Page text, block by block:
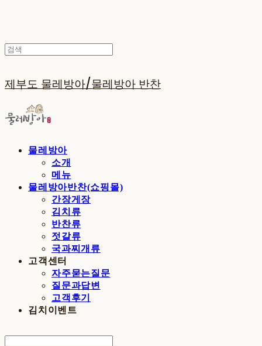
제부도 물레방아/물레방아 반찬
물레방아
소개
메뉴
물레방아반찬(쇼핑몰)
간장게장
김치류
반찬류
젓갈류
국과찌개류
고객센터
자주묻는질문
질문과답변
고객후기
김치이벤트